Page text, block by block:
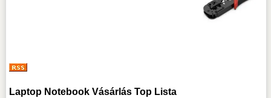
Laptop Notebook Vásárlás Top Lista